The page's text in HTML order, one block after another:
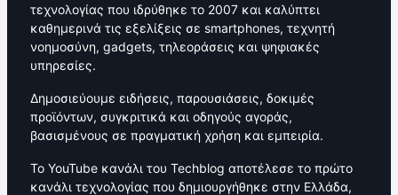
τεχνολογίας που ιδρύθηκε το 2007 και καλύπτει
καθημερινά τις εξελίξεις σε smartphones, τεχνητή
νοημοσύνη, gadgets, τηλεοράσεις και ψηφιακές
υπηρεσίες.
Δημοσιεύουμε ειδήσεις, παρουσιάσεις, δοκιμές
προϊόντων, συγκριτικά και οδηγούς αγοράς,
βασισμένους σε πραγματική χρήση και εμπειρία.
Το YouTube κανάλι του Techblog αποτέλεσε το πρώτο
κανάλι τεχνολογίας που δημιουργήθηκε στην Ελλάδα,